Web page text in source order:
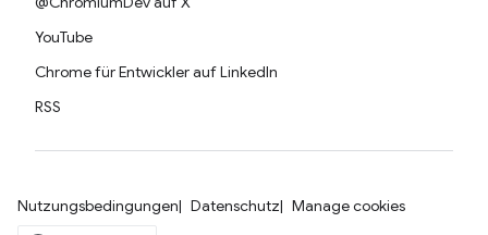
YouTube
Chrome für Entwickler auf LinkedIn
RSS
Nutzungsbedingungen Datenschutz Manage cookies